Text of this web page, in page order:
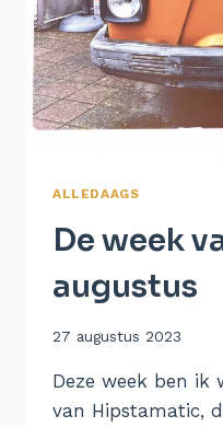
ALLEDAAGS
De week
augustus
Door
27 augustus 2023
Deze week ben ik
van Hipstamatic,